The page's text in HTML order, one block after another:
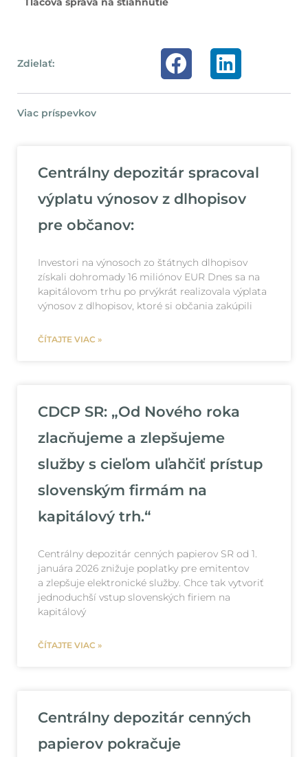
Zdielať:
Viac príspevkov
Centrálny depozitár spracoval
výplatu výnosov z dlhopisov
pre občanov:
Investori na výnosoch zo štátnych dlhopisov
získali dohromady 16 miliónov EUR Dnes sa na
kapitálovom trhu po prvýkrát realizovala výplata
výnosov z dlhopisov, ktoré si občania zakúpili
ČÍTAJTE VIAC »
CDCP SR: „Od Nového roka
zlacňujeme a zlepšujeme
služby s cieľom uľahčiť prístup
slovenským firmám na
kapitálový trh.“
Centrálny depozitár cenných papierov SR od 1.
januára 2026 znižuje poplatky pre emitentov
a zlepšuje elektronické služby. Chce tak vytvoriť
jednoduchší vstup slovenských firiem na
kapitálový
ČÍTAJTE VIAC »
Centrálny depozitár cenných
papierov pokračuje